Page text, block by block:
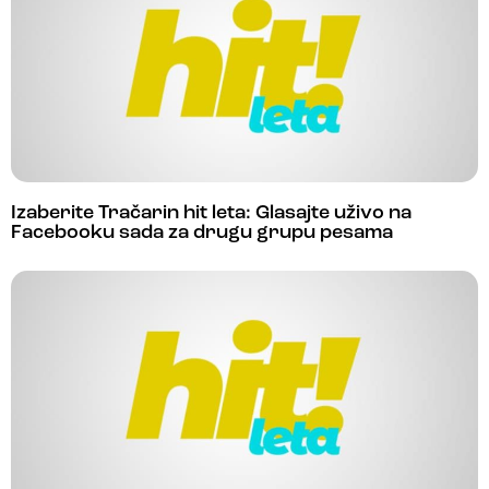
Izaberite Tračarin hit leta: Glasajte uživo na
Facebooku sada za drugu grupu pesama